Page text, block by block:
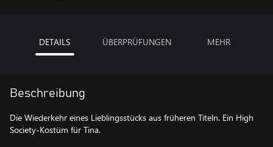
DETAILS ÜBERPRÜFUNGEN MEHR
Beschreibung
Die Wiederkehr eines Lieblingsstücks aus früheren Titeln. Ein High
Society-Kostüm für Tina.